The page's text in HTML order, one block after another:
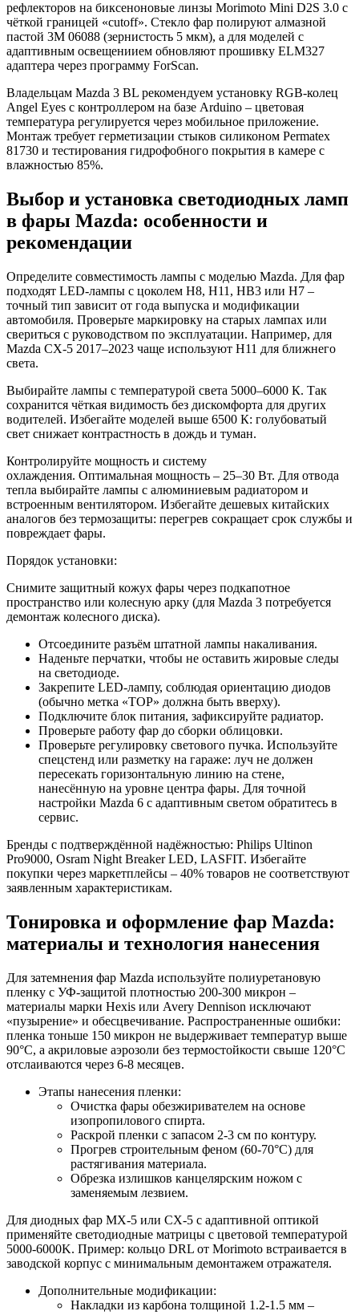
рефлекторов на биксеноновые линзы Morimoto Mini D2S 3.0 с
чёткой границей «cutoff». Стекло фар полируют алмазной
пастой 3M 06088 (зернистость 5 мкм), а для моделей с
адаптивным освещениием обновляют прошивку ELM327
адаптера через программу ForScan.
Владельцам Mazda 3 BL рекомендуем установку RGB-колец
Angel Eyes с контроллером на базе Arduino – цветовая
температура регулируется через мобильное приложение.
Монтаж требует герметизации стыков силиконом Permatex
81730 и тестирования гидрофобного покрытия в камере с
влажностью 85%.
Выбор и установка светодиодных ламп
в фары Mazda: особенности и
рекомендации
Определите совместимость лампы с моделью Mazda. Для фар
подходят LED-лампы с цоколем H8, H11, HB3 или H7 –
точный тип зависит от года выпуска и модификации
автомобиля. Проверьте маркировку на старых лампах или
свериться с руководством по эксплуатации. Например, для
Mazda CX-5 2017–2023 чаще используют H11 для ближнего
света.
Выбирайте лампы с температурой света 5000–6000 К. Так
сохранится чёткая видимость без дискомфорта для других
водителей. Избегайте моделей выше 6500 К: голубоватый
свет снижает контрастность в дождь и туман.
Контролируйте мощность и систему
охлаждения. Оптимальная мощность – 25–30 Вт. Для отвода
тепла выбирайте лампы с алюминиевым радиатором и
встроенным вентилятором. Избегайте дешевых китайских
аналогов без термозащиты: перегрев сокращает срок службы и
повреждает фары.
Порядок установки:
Снимите защитный кожух фары через подкапотное
пространство или колесную арку (для Mazda 3 потребуется
демонтаж колесного диска).
Отсоедините разъём штатной лампы накаливания.
Наденьте перчатки, чтобы не оставить жировые следы
на светодиоде.
Закрепите LED-лампу, соблюдая ориентацию диодов
(обычно метка «TOP» должна быть вверху).
Подключите блок питания, зафиксируйте радиатор.
Проверьте работу фар до сборки облицовки.
Проверьте регулировку светового пучка. Используйте
спецстенд или разметку на гараже: луч не должен
пересекать горизонтальную линию на стене,
нанесённую на уровне центра фары. Для точной
настройки Mazda 6 с адаптивным светом обратитесь в
сервис.
Бренды с подтверждённой надёжностью: Philips Ultinon
Pro9000, Osram Night Breaker LED, LASFIT. Избегайте
покупки через маркетплейсы – 40% товаров не соответствуют
заявленным характеристикам.
Тонировка и оформление фар Mazda:
материалы и технология нанесения
Для затемнения фар Mazda используйте полиуретановую
пленку с УФ-защитой плотностью 200-300 микрон –
материалы марки Hexis или Avery Dennison исключают
«пузырение» и обесцвечивание. Распространенные ошибки:
пленка тоньше 150 микрон не выдерживает температур выше
90°C, а акриловые аэрозоли без термостойкости свыше 120°C
отслаиваются через 6-8 месяцев.
Этапы нанесения пленки:
Очистка фары обезжиривателем на основе
изопропилового спирта.
Раскрой пленки с запасом 2-3 см по контуру.
Прогрев строительным феном (60-70°C) для
растягивания материала.
Обрезка излишков канцелярским ножом с
заменяемым лезвием.
Для диодных фар MX-5 или CX-5 с адаптивной оптикой
применяйте светодиодные матрицы с цветовой температурой
5000-6000K. Пример: кольцо DRL от Morimoto встраивается в
заводской корпус с минимальным демонтажем отражателя.
Дополнительные модификации:
Накладки из карбона толщиной 1.2-1.5 мм –